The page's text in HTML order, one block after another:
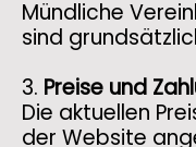
Mündliche
sind
3. Preise und
Die aktuellen
der Website